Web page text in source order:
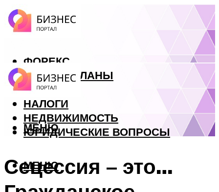
ФОРЕКС
БИЗНЕС ПЛАНЫ
КРЕДИТЫ
НАЛОГИ
НЕДВИЖИМОСТЬ
ЮРИДИЧЕСКИЕ ВОПРОСЫ
МЕНЮ
МЕНЮ
Сецессия – это…